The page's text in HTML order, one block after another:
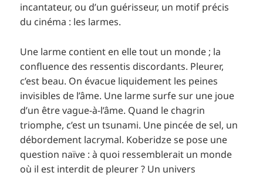
incantateur, ou d’un guérisseur, un motif précis
du cinéma : les larmes.
Une larme contient en elle tout un monde ; la
confluence des ressentis discordants. Pleurer,
c’est beau. On évacue liquidement les peines
invisibles de l’âme. Une larme surfe sur une joue
d’un être vague-à-l’âme. Quand le chagrin
triomphe, c’est un tsunami. Une pincée de sel, un
débordement lacrymal. Koberidze se pose une
question naïve : à quoi ressemblerait un monde
où il est interdit de pleurer ? Un univers